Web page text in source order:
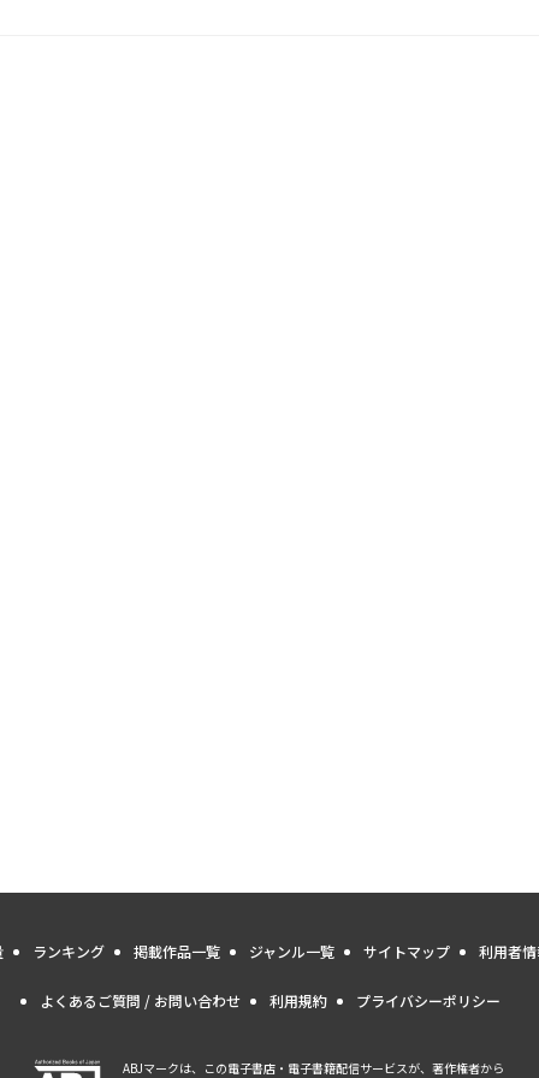
ランキング 掲載作品一覧 ジャンル一覧 サイトマップ 利用者
よくあるご質問 / お問い合わせ 利用規約 プライバシーポリシー
ABJマークは、この電子書店・電子書籍配信サービスが、著作権者から